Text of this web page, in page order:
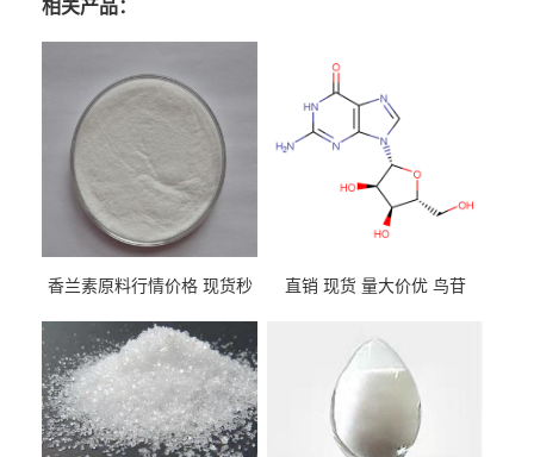
相关产品：
香兰素原料行情价格 现货秒
直销 现货 量大价优 鸟苷